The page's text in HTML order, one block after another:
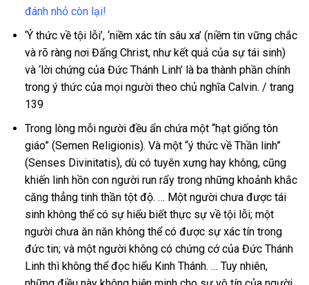
đánh nhỏ còn lại!
‘Ý thức về tội lỗi’, ‘niềm xác tín sâu xa’ (niềm tin vững chắc
và rõ ràng nơi Đấng Christ, như kết quả của sự tái sinh)
và ‘lời chứng của Đức Thánh Linh’ là ba thành phần chính
trong ý thức của mọi người theo chủ nghĩa Calvin. / trang
139
Trong lòng mỗi người đều ẩn chứa một “hạt giống tôn
giáo” (Semen Religionis). Và một “ý thức về Thần linh”
(Senses Divinitatis), dù có tuyên xưng hay không, cũng
khiến linh hồn con người run rẩy trong những khoảnh khắc
căng thẳng tinh thần tột độ. … Một người chưa được tái
sinh không thể có sự hiểu biết thực sự về tội lỗi; một
người chưa ăn năn không thể có được sự xác tín trong
đức tin; và một người không có chứng cớ của Đức Thánh
Linh thì không thể đọc hiểu Kinh Thánh. … Tuy nhiên,